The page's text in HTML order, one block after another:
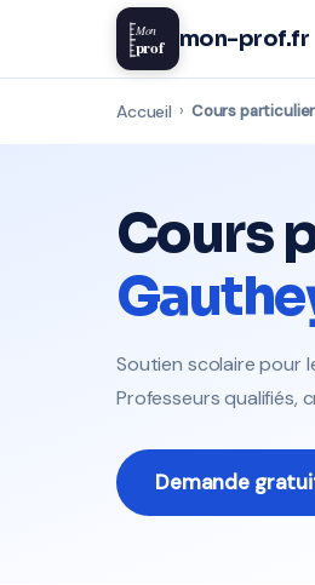
Mon
prof mon-prof.fr
Accueil › Cours
Cours
Soutien scolaire pour
Professeurs qualifiés,
Demande